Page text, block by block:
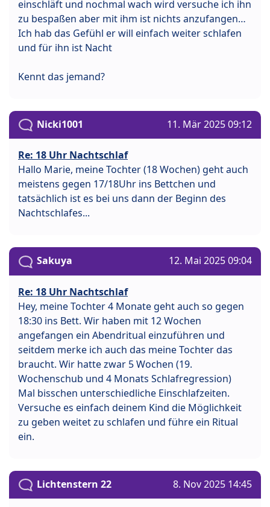
einschläft und nochmal wach wird versuche ich ihn
zu bespaßen aber mit ihm ist nichts anzufangen…
Ich hab das Gefühl er will einfach weiter schlafen
und für ihn ist Nacht
Kennt das jemand?
Nicki1001 11. Mär 2025 09:12
Re: 18 Uhr Nachtschlaf
Hallo Marie, meine Tochter (18 Wochen) geht auch
meistens gegen 17/18Uhr ins Bettchen und
tatsächlich ist es bei uns dann der Beginn des
Nachtschlafes...
Sakuya 12. Mai 2025 09:04
Re: 18 Uhr Nachtschlaf
Hey, meine Tochter 4 Monate geht auch so gegen
18:30 ins Bett. Wir haben mit 12 Wochen
angefangen ein Abendritual einzuführen und
seitdem merke ich auch das meine Tochter das
braucht. Wir hatte zwar 5 Wochen (19.
Wochenschub und 4 Monats Schlafregression)
Mal bisschen unterschiedliche Einschlafzeiten.
Versuche es einfach deinem Kind die Möglichkeit
zu geben weitet zu schlafen und führe ein Ritual
ein.
Lichtenstern 22 8. Nov 2025 14:45